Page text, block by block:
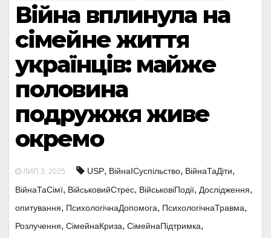
Війна вплинула на
сімейне життя
українців: майже
половина
подружжя живе
окремо
ЛИП 3, 2025 USP, ВійнаІСуспільство, ВійнаТаДіти,
ВійнаТаСімї, ВійськовийСтрес, ВійськовіПодії, Дослідження,
опитування, ПсихологічнаДопомога, ПсихологічнаТравма,
Розлучення, СімейнаКриза, СімейнаПідтримка,